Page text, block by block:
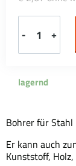
- +
lagernd
Bohrer für Stahl
Er kann auch
Kunststoff,